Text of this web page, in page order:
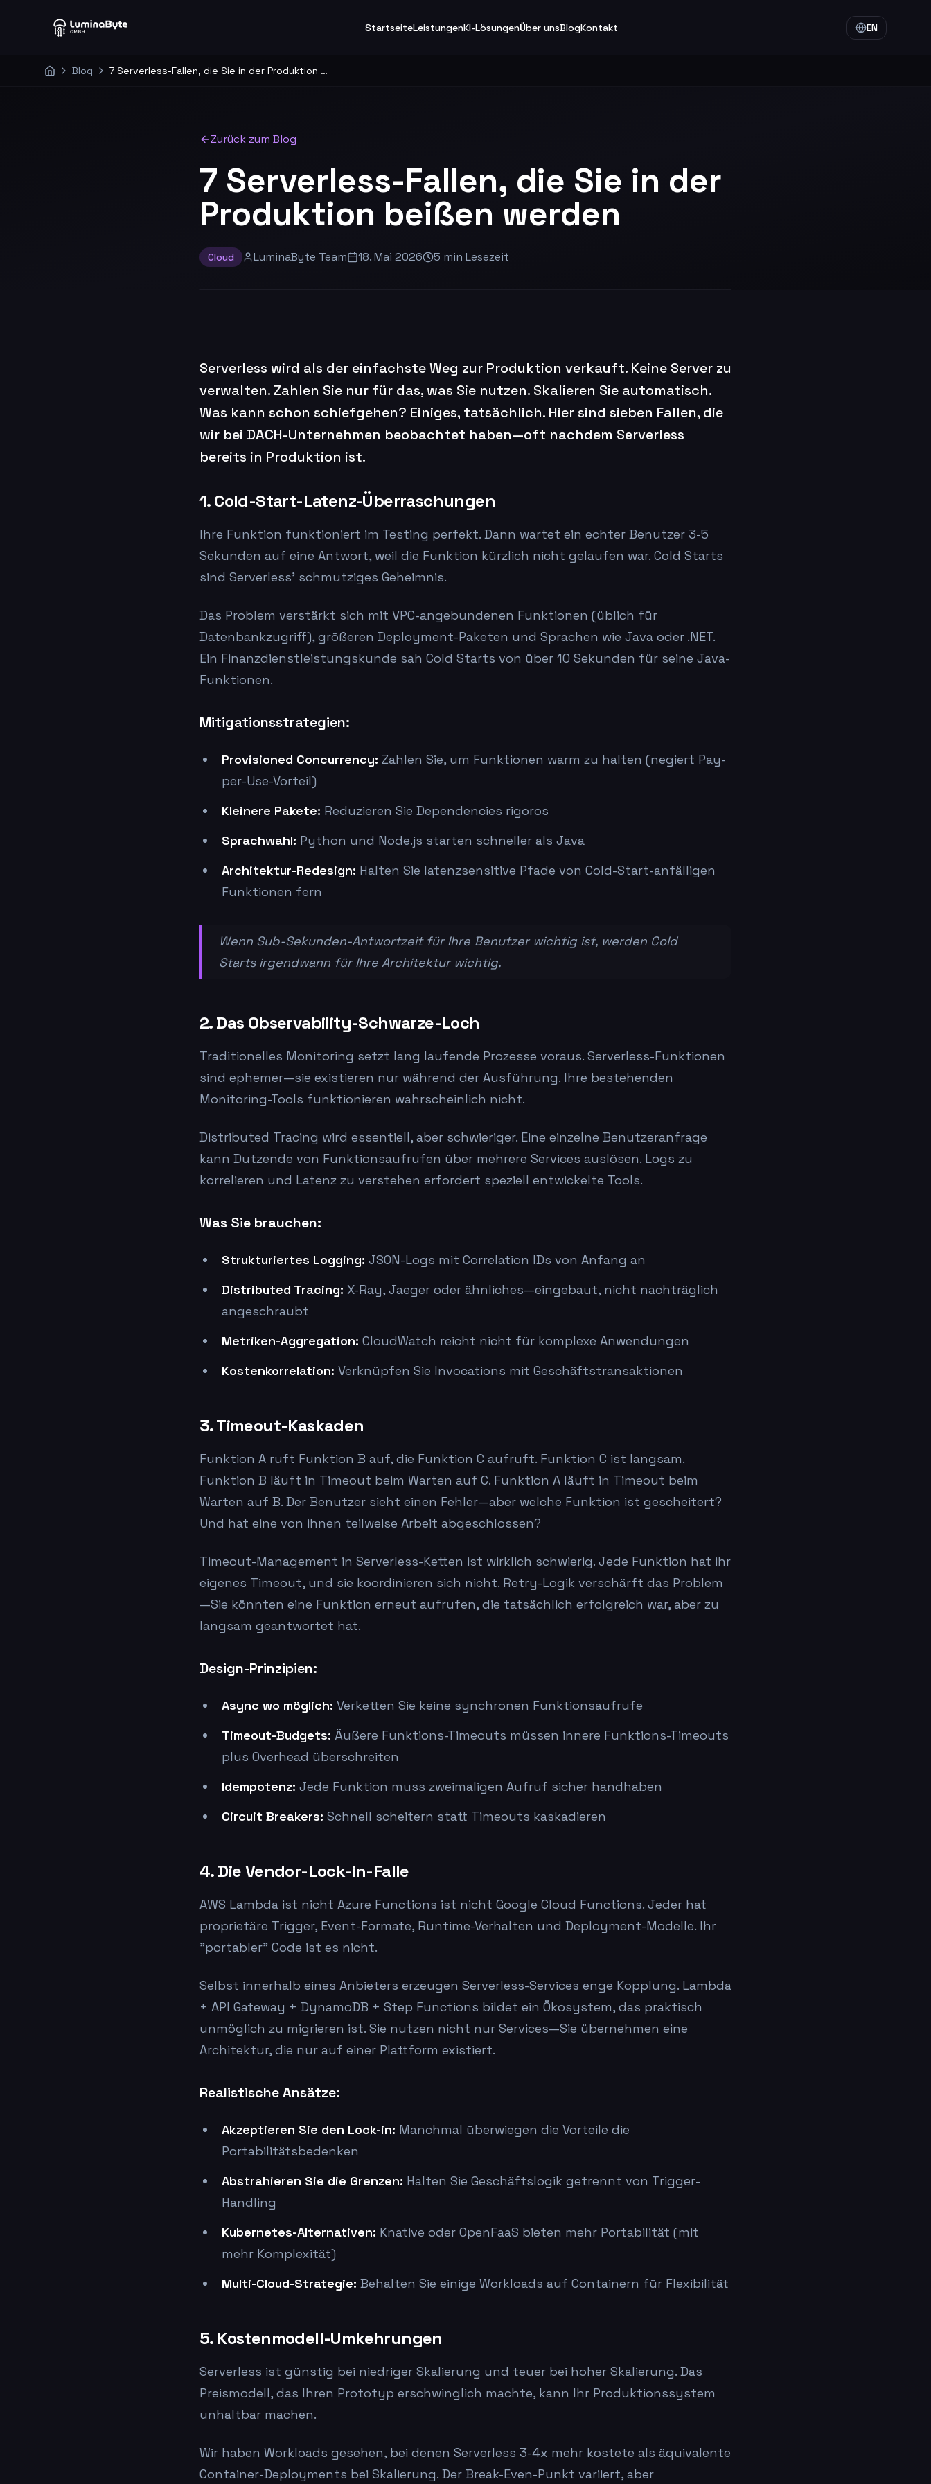
StartseiteLeistungenKI-LösungenÜber unsBlogKontakt EN
Home Blog 7 Serverless-Fallen, die Sie in der Produktion beißen werden
Zurück zum Blog
7 Serverless-Fallen, die Sie in der
Produktion beißen werden
Cloud LuminaByte Team 18. Mai 2026 5 min Lesezeit
Serverless wird als der einfachste Weg zur Produktion verkauft. Keine Server zu
verwalten. Zahlen Sie nur für das, was Sie nutzen. Skalieren Sie automatisch.
Was kann schon schiefgehen? Einiges, tatsächlich. Hier sind sieben Fallen, die
wir bei DACH-Unternehmen beobachtet haben—oft nachdem Serverless
bereits in Produktion ist.
1. Cold-Start-Latenz-Überraschungen
Ihre Funktion funktioniert im Testing perfekt. Dann wartet ein echter Benutzer 3-5
Sekunden auf eine Antwort, weil die Funktion kürzlich nicht gelaufen war. Cold Starts
sind Serverless' schmutziges Geheimnis.
Das Problem verstärkt sich mit VPC-angebundenen Funktionen (üblich für
Datenbankzugriff), größeren Deployment-Paketen und Sprachen wie Java oder .NET.
Ein Finanzdienstleistungskunde sah Cold Starts von über 10 Sekunden für seine Java-
Funktionen.
Mitigationsstrategien:
Provisioned Concurrency: Zahlen Sie, um Funktionen warm zu halten (negiert Pay-
per-Use-Vorteil)
Kleinere Pakete: Reduzieren Sie Dependencies rigoros
Sprachwahl: Python und Node.js starten schneller als Java
Architektur-Redesign: Halten Sie latenzsensitive Pfade von Cold-Start-anfälligen
Funktionen fern
Wenn Sub-Sekunden-Antwortzeit für Ihre Benutzer wichtig ist, werden Cold
Starts irgendwann für Ihre Architektur wichtig.
2. Das Observability-Schwarze-Loch
Traditionelles Monitoring setzt lang laufende Prozesse voraus. Serverless-Funktionen
sind ephemer—sie existieren nur während der Ausführung. Ihre bestehenden
Monitoring-Tools funktionieren wahrscheinlich nicht.
Distributed Tracing wird essentiell, aber schwieriger. Eine einzelne Benutzeranfrage
kann Dutzende von Funktionsaufrufen über mehrere Services auslösen. Logs zu
korrelieren und Latenz zu verstehen erfordert speziell entwickelte Tools.
Was Sie brauchen:
Strukturiertes Logging: JSON-Logs mit Correlation IDs von Anfang an
Distributed Tracing: X-Ray, Jaeger oder ähnliches—eingebaut, nicht nachträglich
angeschraubt
Metriken-Aggregation: CloudWatch reicht nicht für komplexe Anwendungen
Kostenkorrelation: Verknüpfen Sie Invocations mit Geschäftstransaktionen
3. Timeout-Kaskaden
Funktion A ruft Funktion B auf, die Funktion C aufruft. Funktion C ist langsam.
Funktion B läuft in Timeout beim Warten auf C. Funktion A läuft in Timeout beim
Warten auf B. Der Benutzer sieht einen Fehler—aber welche Funktion ist gescheitert?
Und hat eine von ihnen teilweise Arbeit abgeschlossen?
Timeout-Management in Serverless-Ketten ist wirklich schwierig. Jede Funktion hat ihr
eigenes Timeout, und sie koordinieren sich nicht. Retry-Logik verschärft das Problem
—Sie könnten eine Funktion erneut aufrufen, die tatsächlich erfolgreich war, aber zu
langsam geantwortet hat.
Design-Prinzipien:
Async wo möglich: Verketten Sie keine synchronen Funktionsaufrufe
Timeout-Budgets: Äußere Funktions-Timeouts müssen innere Funktions-Timeouts
plus Overhead überschreiten
Idempotenz: Jede Funktion muss zweimaligen Aufruf sicher handhaben
Circuit Breakers: Schnell scheitern statt Timeouts kaskadieren
4. Die Vendor-Lock-in-Falle
AWS Lambda ist nicht Azure Functions ist nicht Google Cloud Functions. Jeder hat
proprietäre Trigger, Event-Formate, Runtime-Verhalten und Deployment-Modelle. Ihr
"portabler" Code ist es nicht.
Selbst innerhalb eines Anbieters erzeugen Serverless-Services enge Kopplung. Lambda
+ API Gateway + DynamoDB + Step Functions bildet ein Ökosystem, das praktisch
unmöglich zu migrieren ist. Sie nutzen nicht nur Services—Sie übernehmen eine
Architektur, die nur auf einer Plattform existiert.
Realistische Ansätze:
Akzeptieren Sie den Lock-in: Manchmal überwiegen die Vorteile die
Portabilitätsbedenken
Abstrahieren Sie die Grenzen: Halten Sie Geschäftslogik getrennt von Trigger-
Handling
Kubernetes-Alternativen: Knative oder OpenFaaS bieten mehr Portabilität (mit
mehr Komplexität)
Multi-Cloud-Strategie: Behalten Sie einige Workloads auf Containern für Flexibilität
5. Kostenmodell-Umkehrungen
Serverless ist günstig bei niedriger Skalierung und teuer bei hoher Skalierung. Das
Preismodell, das Ihren Prototyp erschwinglich machte, kann Ihr Produktionssystem
unhaltbar machen.
Wir haben Workloads gesehen, bei denen Serverless 3-4x mehr kostete als äquivalente
Container-Deployments bei Skalierung. Der Break-Even-Punkt variiert, aber